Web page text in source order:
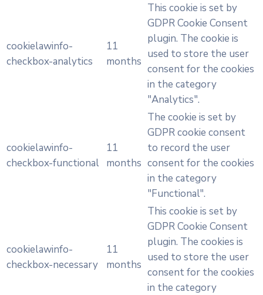
cookielawinfo-
checkbox-analytics
11
months
This cookie is set by
GDPR Cookie Consent
plugin. The cookie is
used to store the user
consent for the cookies
in the category
"Analytics".
cookielawinfo-
checkbox-functional
11
months
The cookie is set by
GDPR cookie consent
to record the user
consent for the cookies
in the category
"Functional".
cookielawinfo-
checkbox-necessary
11
months
This cookie is set by
GDPR Cookie Consent
plugin. The cookies is
used to store the user
consent for the cookies
in the category